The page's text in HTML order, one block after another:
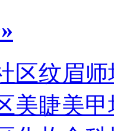
区纹眉
美睫美